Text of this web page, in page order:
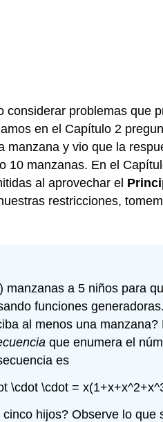
problemas que
en el Capítulo 2
manzana y vio que la
manzanas. En el
al aprovechar el
restricciones,
manzanas a 5 niños para
funciones
al menos una
que enumera el
es
\cdot \cdot =
hijos? Observe lo que